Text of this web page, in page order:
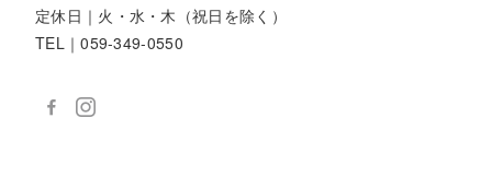
定休日｜火・水・木（祝日を除く）
TEL｜059-349-0550